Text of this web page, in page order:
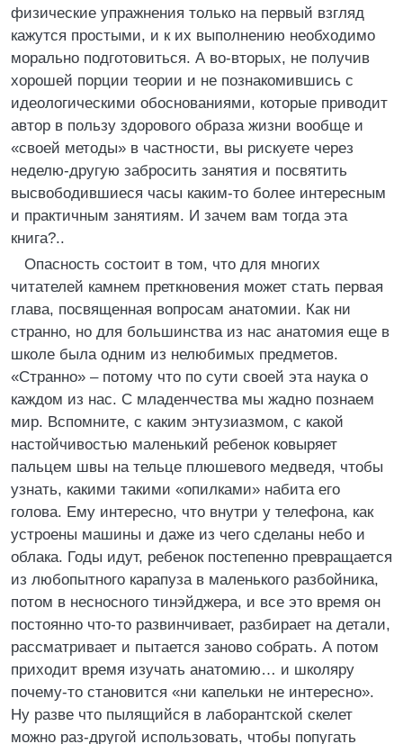
физические упражнения только на первый взгляд
кажутся простыми, и к их выполнению необходимо
морально подготовиться. А во-вторых, не получив
хорошей порции теории и не познакомившись с
идеологическими обоснованиями, которые приводит
автор в пользу здорового образа жизни вообще и
«своей методы» в частности, вы рискуете через
неделю-другую забросить занятия и посвятить
высвободившиеся часы каким-то более интересным
и практичным занятиям. И зачем вам тогда эта
книга?..
Опасность состоит в том, что для многих
читателей камнем преткновения может стать первая
глава, посвященная вопросам анатомии. Как ни
странно, но для большинства из нас анатомия еще в
школе была одним из нелюбимых предметов.
«Странно» – потому что по сути своей эта наука о
каждом из нас. С младенчества мы жадно познаем
мир. Вспомните, с каким энтузиазмом, с какой
настойчивостью маленький ребенок ковыряет
пальцем швы на тельце плюшевого медведя, чтобы
узнать, какими такими «опилками» набита его
голова. Ему интересно, что внутри у телефона, как
устроены машины и даже из чего сделаны небо и
облака. Годы идут, ребенок постепенно превращается
из любопытного карапуза в маленького разбойника,
потом в несносного тинэйджера, и все это время он
постоянно что-то развинчивает, разбирает на детали,
рассматривает и пытается заново собрать. А потом
приходит время изучать анатомию… и школяру
почему-то становится «ни капельки не интересно».
Ну разве что пылящийся в лаборантской скелет
можно раз-другой использовать, чтобы попугать